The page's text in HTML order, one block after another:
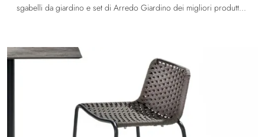
sgabelli da giardino e set di Arredo Giardino dei migliori produttori: ottieni informazioni sul modello Nice Stool di La Seggiola, clicca subito!